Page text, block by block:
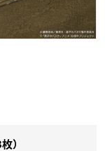
）